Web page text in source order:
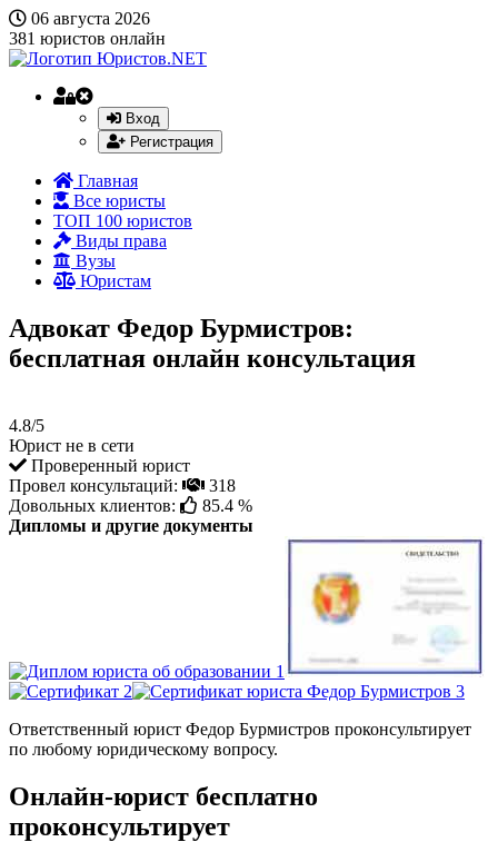
06 августа 2026
381 юристов онлайн
Вход
Регистрация
Главная
Все юристы
ТОП 100 юристов
Виды права
Вузы
Юристам
Адвокат Федор Бурмистров:
бесплатная онлайн консультация
4.8/5
Юрист не в сети
Проверенный юрист
Провел консультаций:
318
Довольных клиентов:
85.4 %
Дипломы и другие документы
Ответственный юрист Федор Бурмистров проконсультирует
по любому юридическому вопросу.
Онлайн-юрист бесплатно
проконсультирует